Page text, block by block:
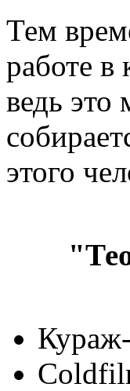
Тем
работе в
ведь это
этого